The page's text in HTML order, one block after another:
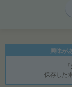
興味が
保存した